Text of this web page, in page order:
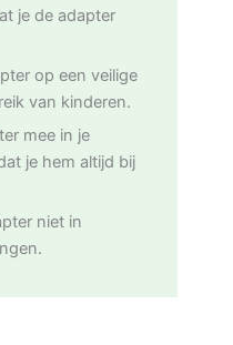
je de adapter
op een veilige
van kinderen.
mee in je
je hem altijd bij
niet in